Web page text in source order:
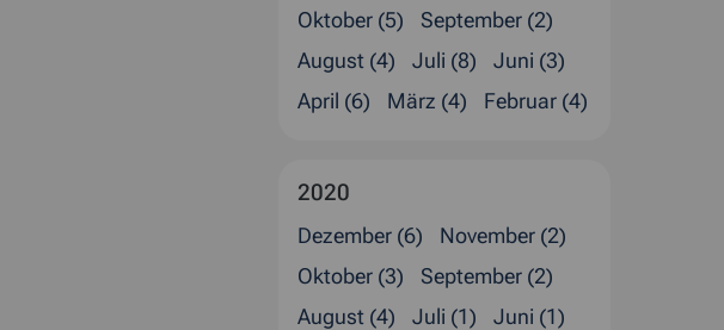
Oktober (5)
September (2)
August (4)
Juli (8)
Juni (3)
April (6)
März (4) Februar (4)
2020
Dezember (6)
November (2)
Oktober (3)
September (2)
August (4)
Juli (1)
Juni (1)